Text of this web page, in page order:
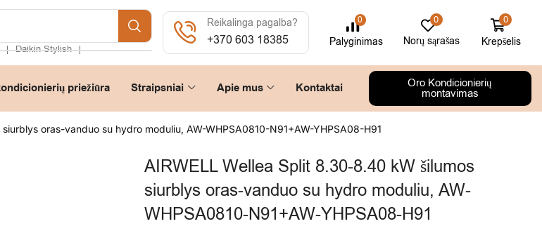
❘ Daikin Stylish ❘
Reikalinga pagalba?
+370 603 18385
0
Palyginimas
0
Norų sąrašas
0
Krepšelis
priežiūra Straipsniai Apie mus Kontaktai Oro Kondicionierių
montavimas
oras-vanduo su hydro moduliu, AW-WHPSA0810-N91+AW-YHPSA08-H91
AIRWELL Wellea Split 8.30-8.40 kW šilumos
siurblys oras-vanduo su hydro moduliu, AW-
WHPSA0810-N91+AW-YHPSA08-H91